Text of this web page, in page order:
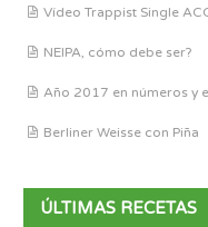
Vídeo Trappist Single
NEIPA, cómo debe ser?
Año 2017 en números y
Berliner Weisse con Piña
ÚLTIMAS RECETAS